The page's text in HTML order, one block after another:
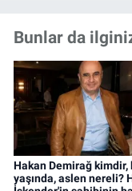
Bunlar da
Hakan Demirağ kimdir,
yaşında, aslen nereli?